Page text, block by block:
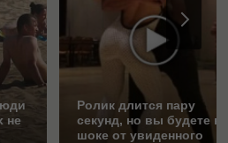
не
Ролик длится пару
секунд, но вы будете в
шоке от увиденного